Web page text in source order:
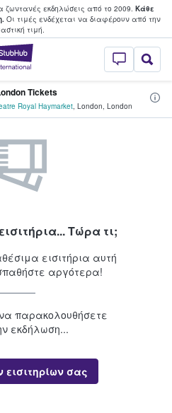
εκδηλώσεις από το 2009. Κάθε
Οι τιμές ενδέχεται να διαφέρουν από την
τιμή.
StubHub - Όπου
πουλούν
Tickets
Royal Haymarket, London, London
Τώρα τι;
εισιτήρια αυτή
αργότερα!
παρακολουθήσετε
εκδήλωση...
σας